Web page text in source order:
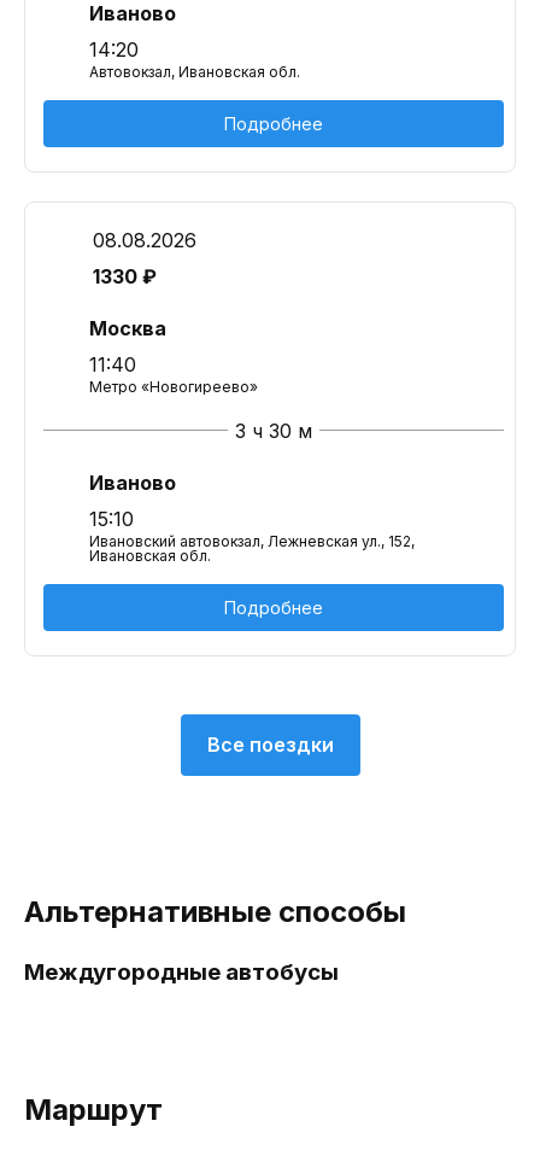
Иваново
14:20
Автовокзал, Ивановская обл.
Подробнее
08.08.2026
1330 ₽
Москва
11:40
Метро «Новогиреево»
3 ч 30 м
Иваново
15:10
Ивановский автовокзал, Лежневская ул., 152,
Ивановская обл.
Подробнее
Все поездки
Альтернативные способы
Междугородные автобусы
Маршрут